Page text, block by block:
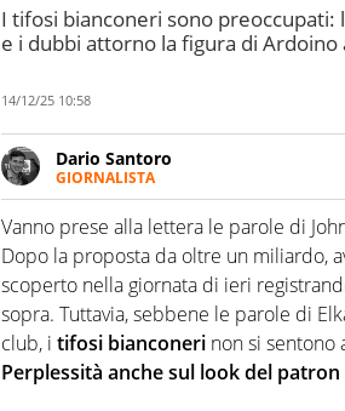
I tifosi bianconeri sono
e i dubbi attorno la figura di
14/12/25 10:58
Dario Santoro
GIORNALISTA
Scrive, commenta, racconta lo
modo di concentrarsi sulle
Vanno prese alla lettera le parole di
Dopo la proposta da oltre un miliardo,
scoperto nella giornata di ieri
sopra. Tuttavia, sebbene le parole di
club, i tifosi bianconeri non si sentono
Perplessità anche sul look del